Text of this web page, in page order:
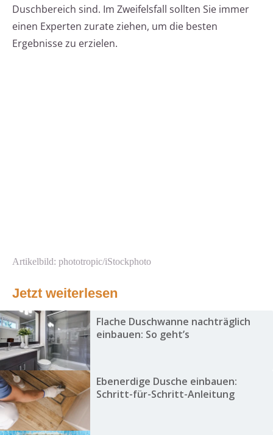
Duschbereich sind. Im Zweifelsfall sollten Sie immer
einen Experten zurate ziehen, um die besten
Ergebnisse zu erzielen.
Artikelbild: phototropic/iStockphoto
Jetzt weiterlesen
Flache Duschwanne nachträglich
einbauen: So geht’s
Ebenerdige Dusche einbauen:
Schritt-für-Schritt-Anleitung